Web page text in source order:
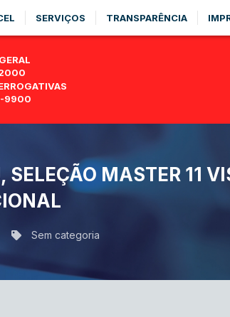
SERVIÇOS TRANSPARÊNCIA
9900
MASTER 11
Sem categoria